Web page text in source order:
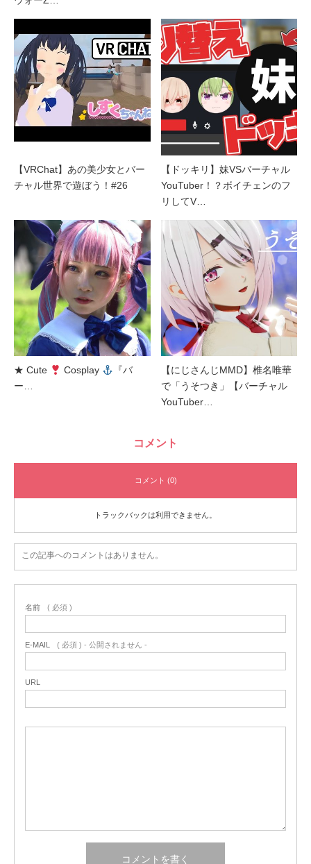
【VRChat】あの美少女とバー
チャル世界で遊ぼう！#26
【ドッキリ】妹VSバーチャル
YouTuber！？ボイチェンのフ
リしてV…
★ Cute Cosplay
『バ
ー…
【にじさんじMMD】椎名唯華
で「うそつき」【バーチャル
YouTuber…
コメント
コメント (0)
トラックバックは利用できません。
この記事へのコメントはありません。
名前 ( 必須 )
E-MAIL ( 必須 ) - 公開されません -
URL